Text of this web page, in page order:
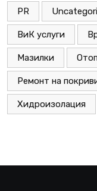
PR
ВиК услуги
Мазилки
Ремонт на
Хидроизолация